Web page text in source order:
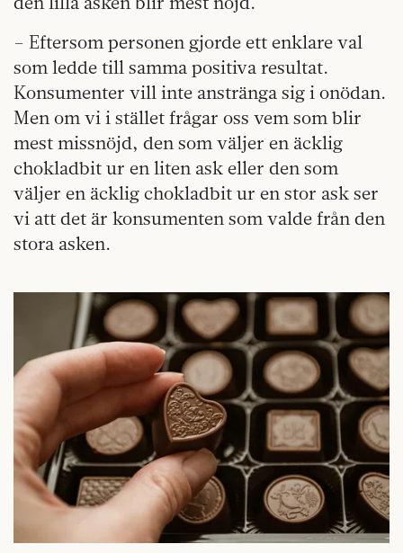
– Eftersom personen gjorde ett enklare val
som ledde till samma positiva resultat.
Konsumenter vill inte anstränga sig i onödan.
Men om vi i stället frågar oss vem som blir
mest missnöjd, den som väljer en äcklig
chokladbit ur en liten ask eller den som
väljer en äcklig chokladbit ur en stor ask ser
vi att det är konsumenten som valde från den
stora asken.